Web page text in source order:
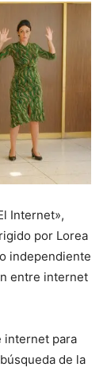
Internet»,
por Lorea
independiente
entre internet
internet para
de la